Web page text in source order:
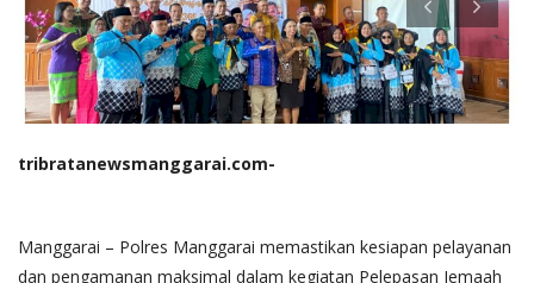
tribratanewsmanggarai.com-
Manggarai – Polres Manggarai memastikan kesiapan pelayanan
dan pengamanan maksimal dalam kegiatan Pelepasan Jemaah